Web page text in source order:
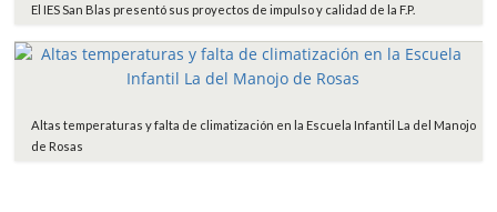
El IES San Blas presentó sus proyectos de impulso y calidad de la F.P.
Altas temperaturas y falta de climatización en la Escuela Infantil La del Manojo
de Rosas